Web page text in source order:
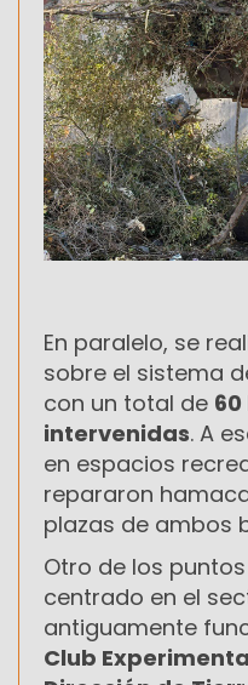
En paralelo, se
sobre el sistema
con un total de
intervenidas. A
en espacios
repararon
plazas de ambos
Otro de los
centrado en el
antiguamente
Club